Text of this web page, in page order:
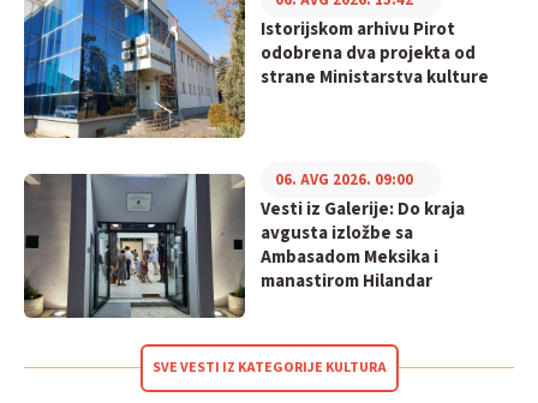
Istorijskom arhivu Pirot
odobrena dva projekta od
strane Ministarstva kulture
Vesti iz Galerije: Do kraja
avgusta izložbe sa
Ambasadom Meksika i
manastirom Hilandar
06. AVG 2026. 09:00
SVE VESTI IZ KATEGORIJE KULTURA